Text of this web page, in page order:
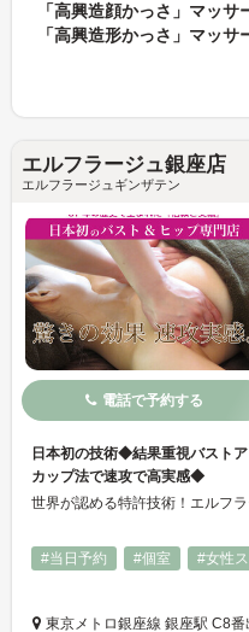
「高興造顔かっさ」マッサ
エルフラージュ銀座店
エルフラージュギンザテン
電話で予約する
日本初の技術◆結果重視バスト
カップ法で速攻で高実感◆
#当日予約
#個室 #女性
東京メトロ銀座線 銀座駅 C8